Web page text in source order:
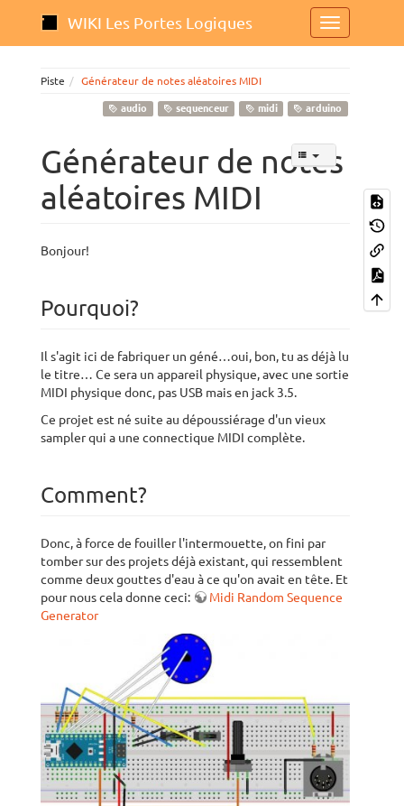
WIKI Les Portes Logiques
Piste Générateur de notes aléatoires MIDI
audio sequenceur midi arduino
Générateur de notes
aléatoires MIDI
Bonjour!
Pourquoi?
Il s'agit ici de fabriquer un géné…oui, bon, tu as déjà lu
le titre… Ce sera un appareil physique, avec une sortie
MIDI physique donc, pas USB mais en jack 3.5.
Ce projet est né suite au dépoussiérage d'un vieux
sampler qui a une connectique MIDI complète.
Comment?
Donc, à force de fouiller l'intermouette, on fini par
tomber sur des projets déjà existant, qui ressemblent
comme deux gouttes d'eau à ce qu'on avait en tête. Et
pour nous cela donne ceci:
Midi Random Sequence
Generator